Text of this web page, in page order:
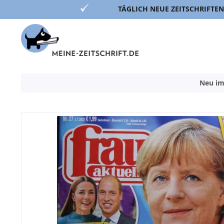
TÄGLICH NEUE ZEITSCHRIFTEN
Inhalt
Neu